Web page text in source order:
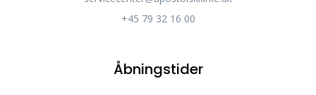
+45 79 32 16 00
Åbningstider